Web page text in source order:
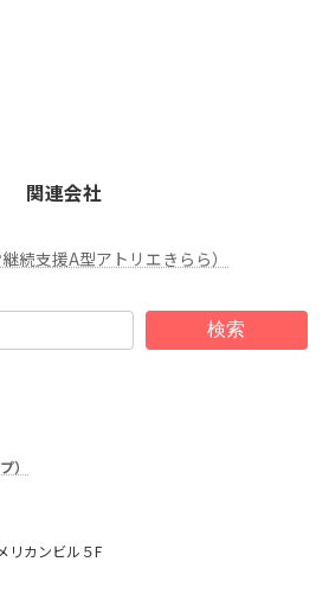
関連会社
続支援A型アトリエきらら）
検索
）
リカンビル５F